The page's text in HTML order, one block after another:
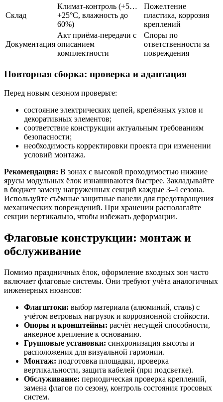
Склад
Климат-контроль (+5…
+25°C, влажность до
60%)
Пожелтение
пластика, коррозия
креплений
Документация
Акт приёма-передачи с
описанием
комплектности
Споры по
ответственности за
повреждения
Повторная сборка: проверка и адаптация
Перед новым сезоном проверьте:
состояние электрических цепей, крепёжных узлов и
декоративных элементов;
соответствие конструкции актуальным требованиям
безопасности;
необходимость корректировки проекта при изменении
условий монтажа.
Рекомендация: В зонах с высокой проходимостью нижние
ярусы модульных ёлок изнашиваются быстрее. Закладывайте
в бюджет замену нагруженных секций каждые 3–4 сезона.
Используйте съёмные защитные панели для предотвращения
механических повреждений. При хранении располагайте
секции вертикально, чтобы избежать деформации.
Флаговые конструкции: монтаж и
обслуживание
Помимо праздничных ёлок, оформление входных зон часто
включает флаговые системы. Они требуют учёта аналогичных
инженерных нюансов:
Флагштоки: выбор материала (алюминий, сталь) с
учётом ветровых нагрузок и коррозионной стойкости.
Опоры и кронштейны: расчёт несущей способности,
анкерное крепление к основанию.
Групповые установки: синхронизация высоты и
расположения для визуальной гармонии.
Монтаж: подготовка площадки, проверка
вертикальности, защита кабелей (при подсветке).
Обслуживание: периодическая проверка креплений,
замена флагов по сезону, контроль состояния тросовых
систем.